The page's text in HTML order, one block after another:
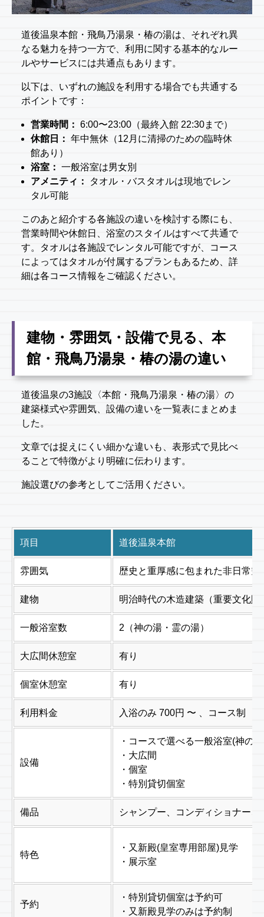
道後温泉本館・飛鳥乃湯泉・椿の湯は、それぞれ異
なる魅力を持つ一方で、利用に関する基本的なルー
ルやサービスには共通点もあります。
以下は、いずれの施設を利用する場合でも共通する
ポイントです：
営業時間： 6:00〜23:00（最終入館 22:30まで）
休館日： 年中無休（12月に清掃のための臨時休
館あり）
浴室： 一般浴室は男女別
アメニティ：
タオル・バスタオルは現地でレン
タル可能
このあと紹介する各施設の違いを検討する際にも、
営業時間や休館日、浴室のスタイルはすべて共通で
す。タオルは各施設でレンタル可能ですが、コース
によってはタオルが付属するプランもあるため、詳
細は各コース情報をご確認ください。
建物・雰囲気・設備で見る、本
館・飛鳥乃湯泉・椿の湯の違い
道後温泉の3施設〈本館・飛鳥乃湯泉・椿の湯〉の
建築様式や雰囲気、設備の違いを一覧表にまとめま
した。
文章では捉えにくい細かな違いも、表形式で見比べ
ることで特徴がより明確に伝わります。
施設選びの参考としてご活用ください。
項目 道後温泉本館
雰囲気 歴史と重厚感に包まれた非日常空
建物 明治時代の木造建築（重要文化財
一般浴室数 2（神の湯・霊の湯）
大広間休憩室 有り
個室休憩室 有り
利用料金 入浴のみ 700円 〜 、コース制
設備
・コースで選べる一般浴室(神の
・大広間
・個室
・特別貸切個室
備品 シャンプー、コンディショナー
特色
・又新殿(皇室専用部屋)見学
・展示室
予約
・特別貸切個室は予約可
・又新殿見学のみは予約制